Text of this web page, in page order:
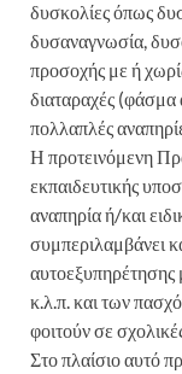
δυσκολίες όπως
δυσαναγνωσία,
προσοχής με ή
διαταραχές (φάσμα
πολλαπλές
Η προτεινόμενη
εκπαιδευτικής
αναπηρία ή/και
συμπεριλαμβάνει
κ.λ.π. και των
φοιτούν σε
Στο πλαίσιο αυτό